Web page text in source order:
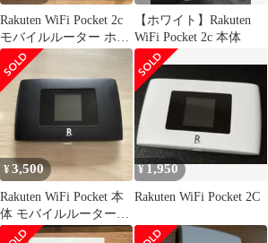
Rakuten WiFi Pocket 2c
モバイルルーター ホワ
イト
【ホワイト】Rakuten
WiFi Pocket 2c 本体
¥3,500
Rakuten WiFi Pocket 本
体 モバイルルーター
2C
¥1,950
Rakuten WiFi Pocket 2C